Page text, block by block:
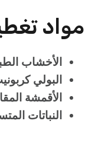
مواد
الأخشاب
البولي
الأقمشة
النباتات